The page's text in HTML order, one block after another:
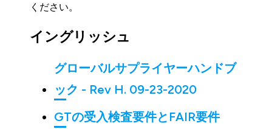
ください。
イングリッシュ
グローバルサプライヤーハンドブ
ック - Rev H. 09-23-2020
GTの受入検査要件とFAIR要件